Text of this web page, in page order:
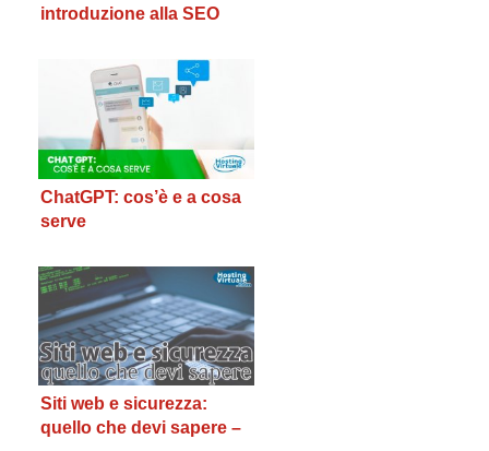
introduzione alla SEO
ChatGPT: cos’è e a cosa
serve
Siti web e sicurezza:
quello che devi sapere –